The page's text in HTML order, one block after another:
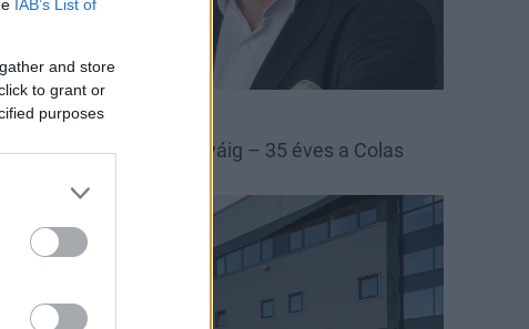
IAB’s List of
and store
to grant or
purposes
Colas Colas Északkő
A bányától az autópályáig – 35 éves a Colas